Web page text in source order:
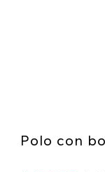
Polo con